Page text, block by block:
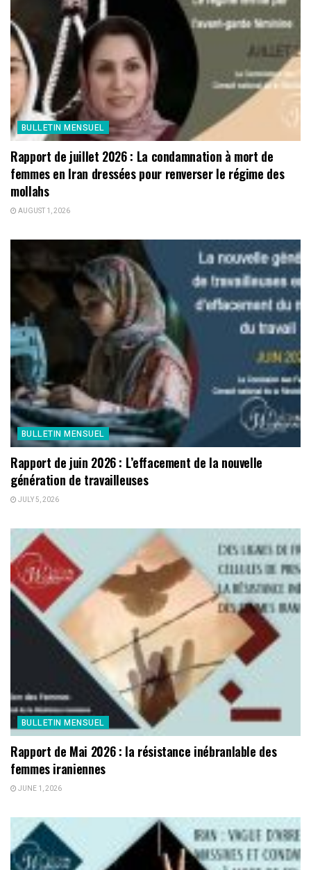
BULLETIN MENSUEL
Rapport de juillet 2026 : La condamnation à mort de
femmes en Iran dressées pour renverser le régime des
mollahs
AUGUST 1, 2026
BULLETIN MENSUEL
Rapport de juin 2026 : L’effacement de la nouvelle
génération de travailleuses
JULY 5, 2026
BULLETIN MENSUEL
Rapport de Mai 2026 : la résistance inébranlable des
femmes iraniennes
JUNE 1, 2026